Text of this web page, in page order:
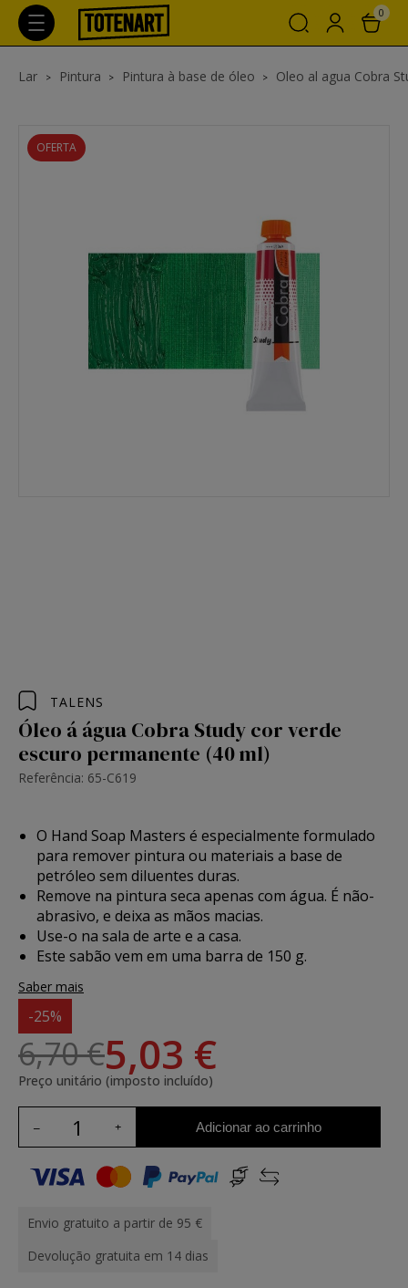
0
Lar Pintura Pintura à base de óleo Oleo al agua Cobra
OFERTA
TALENS
Óleo á água Cobra Study cor verde
escuro permanente (40 ml)
Referência: 65-C619
O Hand Soap Masters é especialmente formulado
para remover pintura ou materiais a base de
petróleo sem diluentes duras.
Remove na pintura seca apenas com água. É não-
abrasivo, e deixa as mãos macias.
Use-o na sala de arte e a casa.
Este sabão vem em uma barra de 150 g.
Saber mais
-25%
6,70 €5,03 €
Preço unitário (imposto incluído)
Adicionar ao carrinho
Envio gratuito a partir de 95 €
Devolução gratuita em 14 dias